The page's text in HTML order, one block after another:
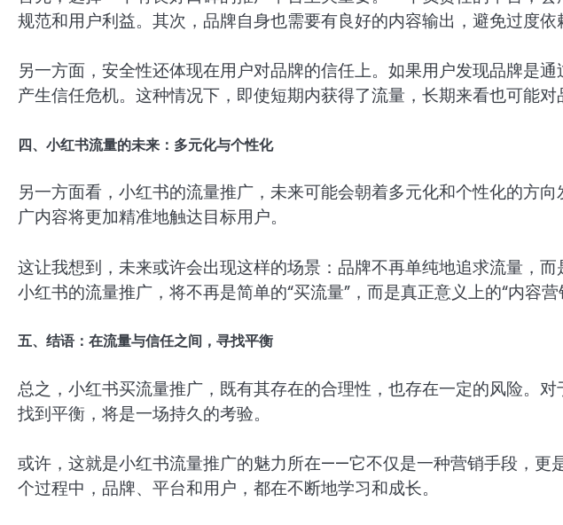
规范和用户利益。其次，品牌自身也需要有良好的内容输出，避免过度依
另一方面，安全性还体现在用户对品牌的信任上。如果用户发现品牌是
产生信任危机。这种情况下，即使短期内获得了流量，长期来看也可能对
四、小红书流量的未来：多元化与个性化
另一方面看，小红书的流量推广，未来可能会朝着多元化和个性化的方
广内容将更加精准地触达目标用户。
这让我想到，未来或许会出现这样的场景：品牌不再单纯地追求流量，而
小红书的流量推广，将不再是简单的“买流量”，而是真正意义上的“内容营
五、结语：在流量与信任之间，寻找平衡
总之，小红书买流量推广，既有其存在的合理性，也存在一定的风险。
找到平衡，将是一场持久的考验。
或许，这就是小红书流量推广的魅力所在——它不仅是一种营销手段，更
个过程中，品牌、平台和用户，都在不断地学习和成长。